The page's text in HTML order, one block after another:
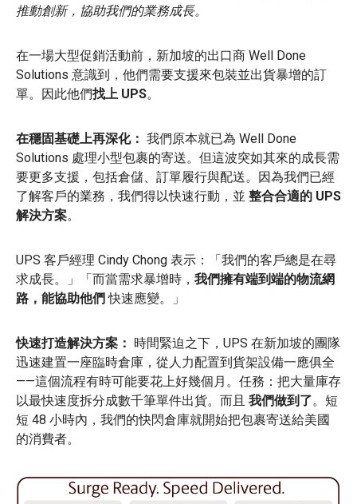
推動創新，協助我們的業務成長。
在一場大型促銷活動前，新加坡的出口商 Well Done
Solutions 意識到，他們需要支援來包裝並出貨暴增的訂
單。因此他們找上 UPS。
在穩固基礎上再深化： 我們原本就已為 Well Done
Solutions 處理小型包裹的寄送。但這波突如其來的成長需
要更多支援，包括倉儲、訂單履行與配送。因為我們已經
了解客戶的業務，我們得以快速行動，並 整合合適的 UPS
解決方案。
UPS 客戶經理 Cindy Chong 表示：「我們的客戶總是在尋
求成長。」「而當需求暴增時， 我們擁有端到端的物流網
路，能協助他們快速應變。」
快速打造解決方案： 時間緊迫之下，UPS 在新加坡的團隊
迅速建置一座臨時倉庫，從人力配置到貨架設備一應俱全
——這個流程有時可能要花上好幾個月。任務：把大量庫存
以最快速度拆分成數千筆單件出貨。而且 我們做到了。短
短 48 小時內，我們的快閃倉庫就開始把包裹寄送給美國
的消費者。